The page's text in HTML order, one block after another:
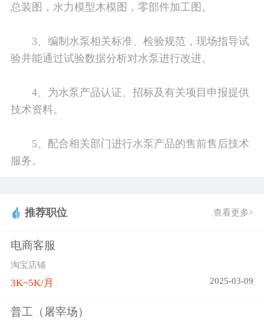
总装图，水力模型木模图，零部件加工图。
3、编制水泵相关标准、检验规范，现场指导试
验并能通过试验数据分析对水泵进行改进。
4、为水泵产品认证、招标及有关项目申报提供
技术资料。
5、配合相关部门进行水泵产品的售前售后技术
服务。
推荐职位 查看更多>
电商客服
淘宝店铺
3K~5K/月 2025-03-09
普工（屠宰场）